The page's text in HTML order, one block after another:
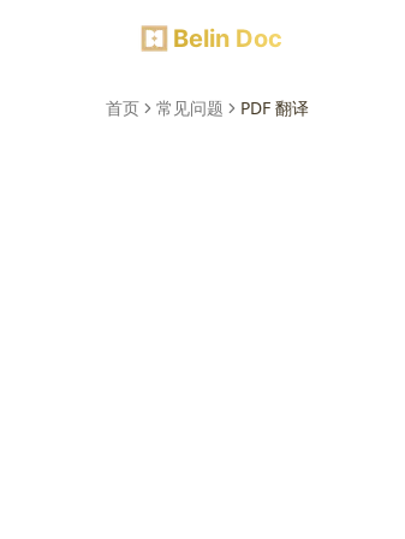
Belin Doc
首页 常见问题 PDF 翻译